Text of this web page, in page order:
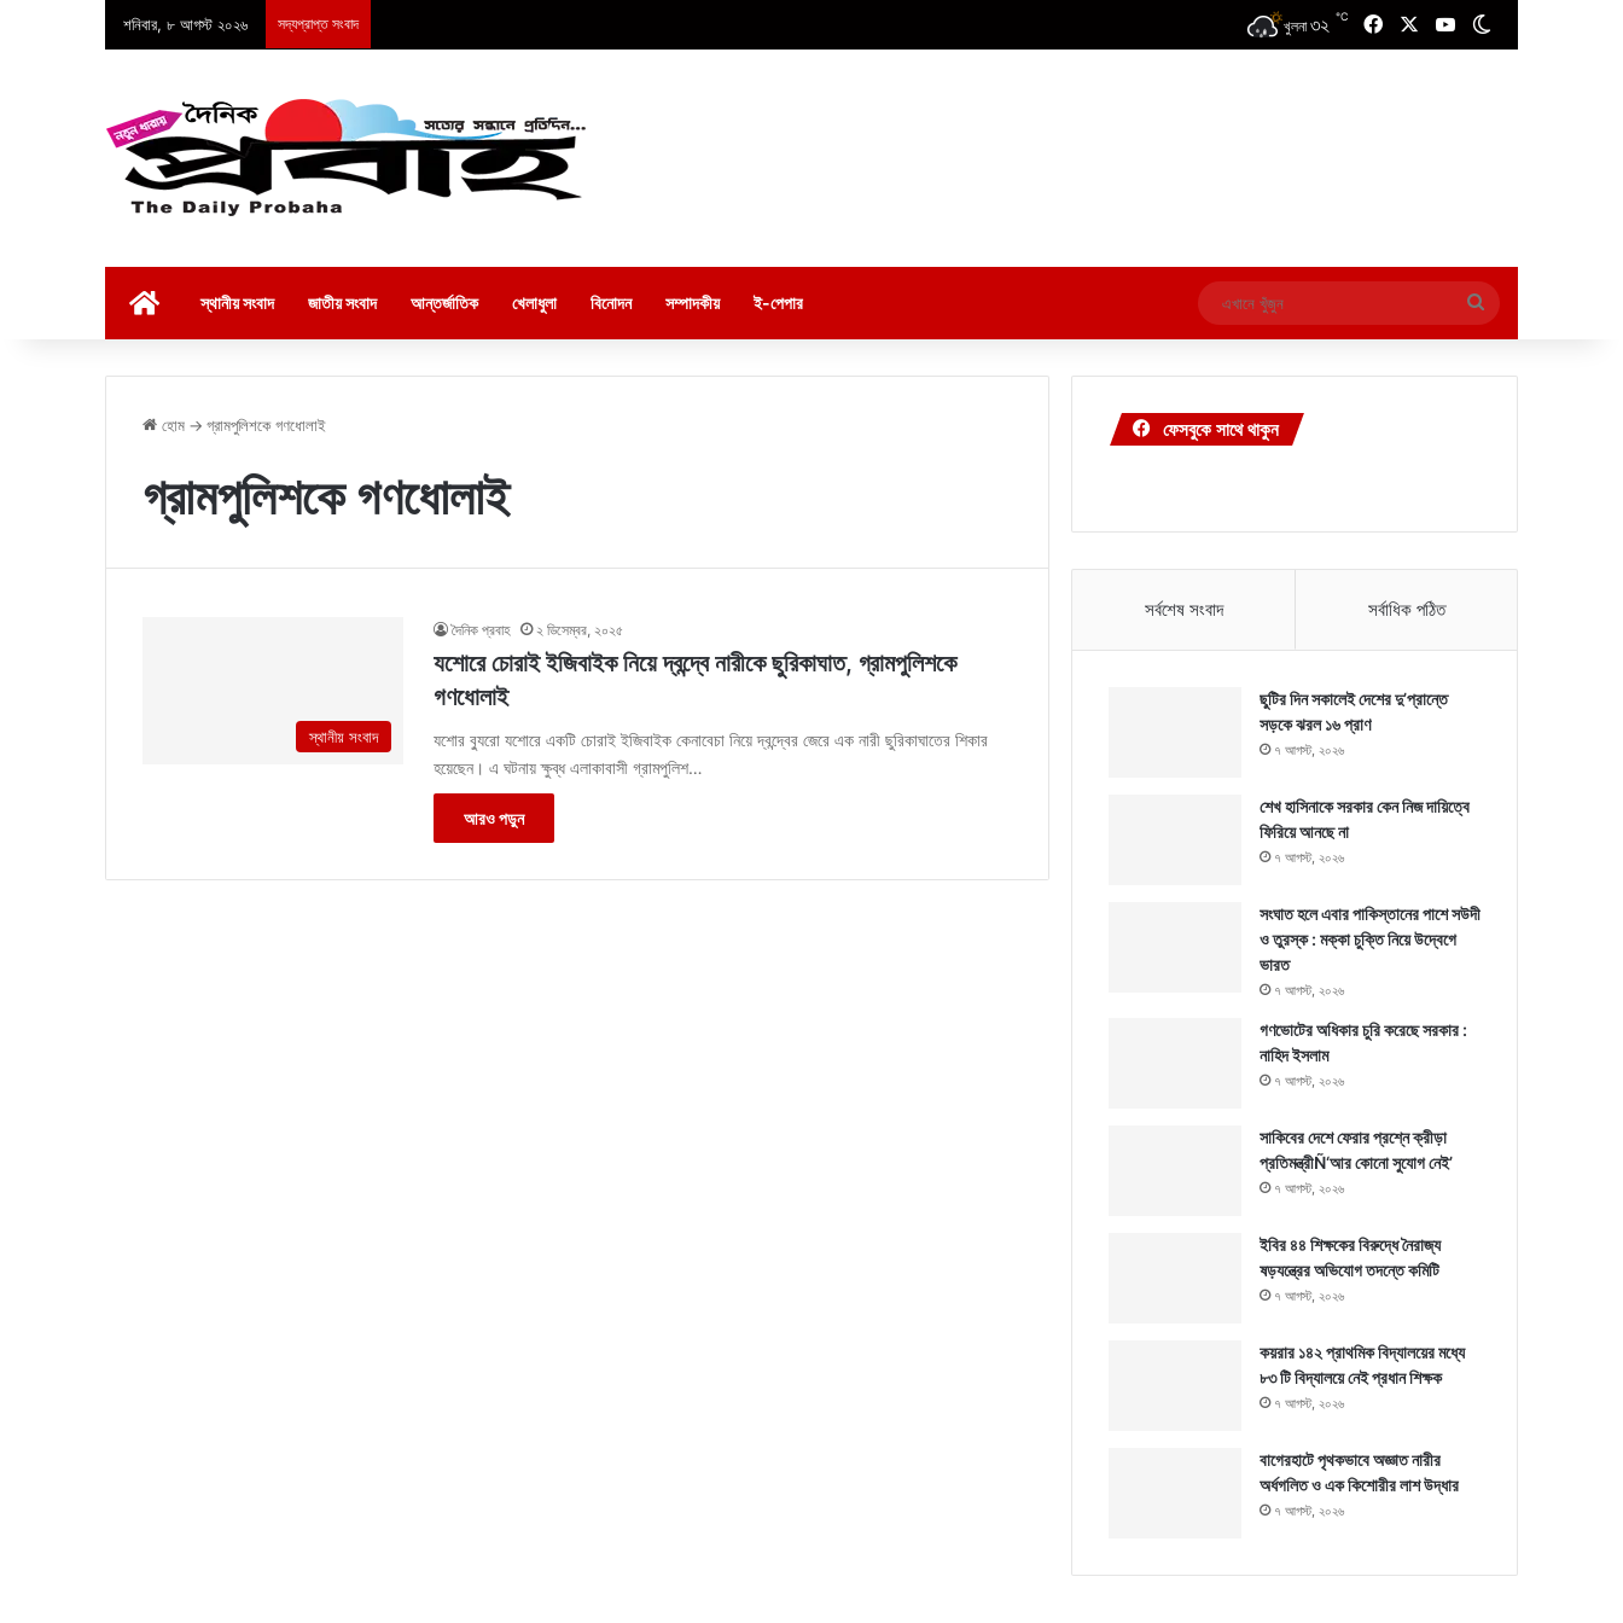
শনিবার, ৮ আগস্ট ২০২৬ সদ্যপ্রাপ্ত সংবাদ খুলনা ৩২ ℃ FacebookYouTube
স্থানীয় সংবাদ জাতীয় সংবাদ আন্তর্জাতিক খেলাধুলা বিনোদন সম্পাদকীয় ই-পেপার
এখানে
খুঁজুন
হোম → গ্রামপুলিশকে গণধোলাই
গ্রামপুলিশকে গণধোলাই
স্থানীয় সংবাদ
দৈনিক প্রবাহ ২ ডিসেম্বর, ২০২৫
যশোরে চোরাই ইজিবাইক নিয়ে দ্বন্দ্বে নারীকে ছুরিকাঘাত, গ্রামপুলিশকে
গণধোলাই
যশোর ব্যুরো যশোরে একটি চোরাই ইজিবাইক কেনাবেচা নিয়ে দ্বন্দ্বের জেরে এক নারী ছুরিকাঘাতের শিকার
হয়েছেন। এ ঘটনায় ক্ষুব্ধ এলাকাবাসী গ্রামপুলিশ…
আরও পড়ুন
ফেসবুকে সাথে থাকুন
সর্বশেষ সংবাদ সর্বাধিক পঠিত
ছুটির দিন সকালেই দেশের দু’প্রান্তে
সড়কে ঝরল ১৬ প্রাণ
৭ আগস্ট, ২০২৬
শেখ হাসিনাকে সরকার কেন নিজ দায়িত্বে
ফিরিয়ে আনছে না
৭ আগস্ট, ২০২৬
সংঘাত হলে এবার পাকিস্তানের পাশে সউদী
ও তুরস্ক : মক্কা চুক্তি নিয়ে উদ্বেগে
ভারত
৭ আগস্ট, ২০২৬
গণভোটের অধিকার চুরি করেছে সরকার :
নাহিদ ইসলাম
৭ আগস্ট, ২০২৬
সাকিবের দেশে ফেরার প্রশ্নে ক্রীড়া
প্রতিমন্ত্রীÑ‘আর কোনো সুযোগ নেই’
৭ আগস্ট, ২০২৬
ইবির ৪৪ শিক্ষকের বিরুদ্ধে নৈরাজ্য
ষড়যন্ত্রের অভিযোগ তদন্তে কমিটি
৭ আগস্ট, ২০২৬
কয়রার ১৪২ প্রাথমিক বিদ্যালয়ের মধ্যে
৮৩ টি বিদ্যালয়ে নেই প্রধান শিক্ষক
৭ আগস্ট, ২০২৬
বাগেরহাটে পৃথকভাবে অজ্ঞাত নারীর
অর্ধগলিত ও এক কিশোরীর লাশ উদ্ধার
৭ আগস্ট, ২০২৬